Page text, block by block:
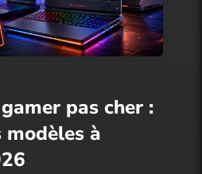
trending_flat
pas cher :
à